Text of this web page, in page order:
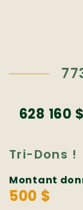
628 160 $
Tri-Dons !
Montant
500 $